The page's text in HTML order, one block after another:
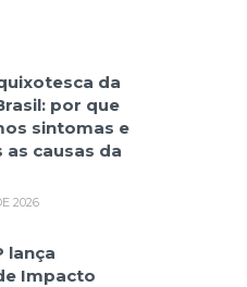
da
por que
sintomas e
causas da
2026
lança
Impacto